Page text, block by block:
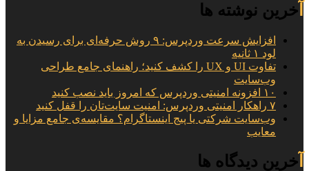
آخرین نوشته ها
افزایش سرعت وردپرس: ۹ روش حرفه‌ای برای رسیدن به
لود ۱ ثانیه
تفاوت UI و UX را کشف کنید؛ راهنمای جامع طراحی
وب‌سایت
۱۰ افزونه امنیتی وردپرس که امروز باید نصب کنید
۷ راهکار امنیتی وردپرس: امنیت سایت‌تان را قفل کنید
وب‌سایت شرکتی یا پیج اینستاگرام؟ مقایسه‌ی جامع مزایا و
معایب
آخرین دیدگاه ها